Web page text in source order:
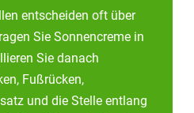
entscheiden oft über
Sie Sonnencreme in
Sie danach
Fußrücken,
und die Stelle entlang